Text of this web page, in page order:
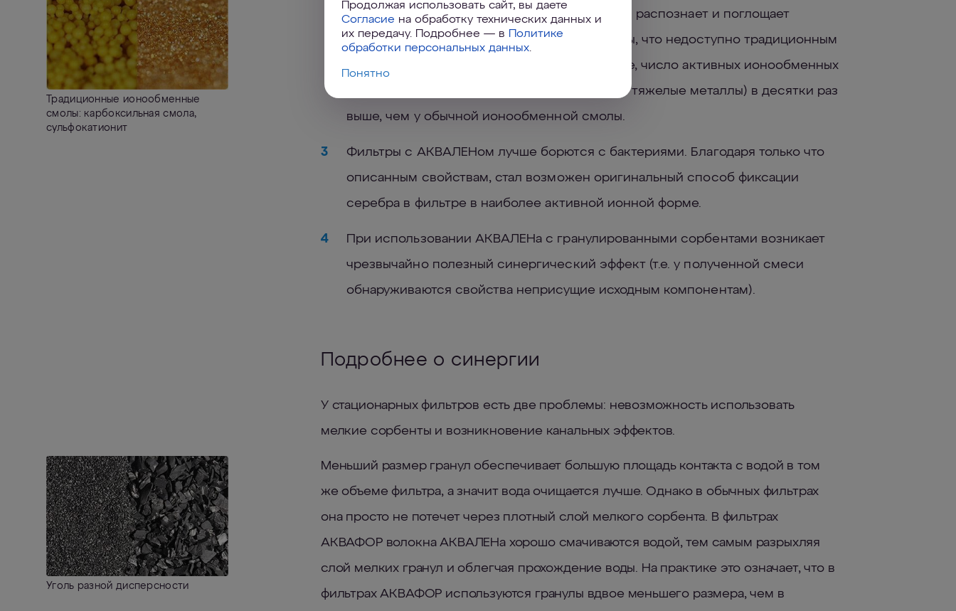
Традиционные ионообменные
смолы: карбоксильная смола,
сульфокатионит
жесткости воды). Это означает, что АКВАЛЕН распознает и поглощает
тяжелые металлы при любой жесткости воды, что недоступно традиционным
фильтрам. Кроме того, при одинаковой массе, число активных ионообменных
групп в АКВАЛЕНе (именно они захватывают тяжелые металлы) в десятки раз
выше, чем у обычной ионообменной смолы.
3
Фильтры с АКВАЛЕНом лучше борются с бактериями. Благодаря только что
описанным свойствам, стал возможен оригинальный способ фиксации
серебра в фильтре в наиболее активной ионной форме.
4
При использовании АКВАЛЕНа с гранулированными сорбентами возникает
чрезвычайно полезный синергический эффект (т.е. у полученной смеси
обнаруживаются свойства неприсущие исходным компонентам).
Уголь разной дисперсности
Подробнее о синергии
У стационарных фильтров есть две проблемы: невозможность использовать
мелкие сорбенты и возникновение канальных эффектов.
Меньший размер гранул обеспечивает большую площадь контакта с водой в том
же объеме фильтра, а значит вода очищается лучше. Однако в обычных фильтрах
она просто не потечет через плотный слой мелкого сорбента. В фильтрах
АКВАФОР волокна АКВАЛЕНа хорошо смачиваются водой, тем самым разрыхляя
слой мелких гранул и облегчая прохождение воды. На практике это означает, что в
фильтрах АКВАФОР используются гранулы вдвое меньшего размера, чем в
Продолжая использовать сайт, вы даете
Согласие на обработку технических данных и
их передачу. Подробнее — в
Политике
обработки персональных данных.
Понятно